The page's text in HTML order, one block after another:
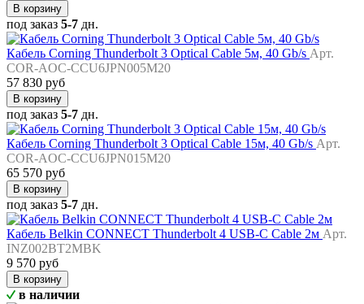
В корзину
под заказ 5-7 дн.
Кабель Corning Thunderbolt 3 Optical Cable 5м, 40 Gb/s Арт.
COR-AOC-CCU6JPN005M20
57 830 руб
В корзину
под заказ 5-7 дн.
Кабель Corning Thunderbolt 3 Optical Cable 15м, 40 Gb/s Арт.
COR-AOC-CCU6JPN015M20
65 570 руб
В корзину
под заказ 5-7 дн.
Кабель Belkin CONNECT Thunderbolt 4 USB-C Cable 2м Арт.
INZ002BT2MBK
9 570 руб
В корзину
в наличии